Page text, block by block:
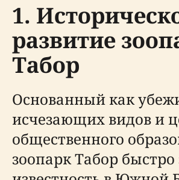
1.
развитие
Табор
Основанный как
исчезающих видов и
общественного
зоопарк Табор быстро